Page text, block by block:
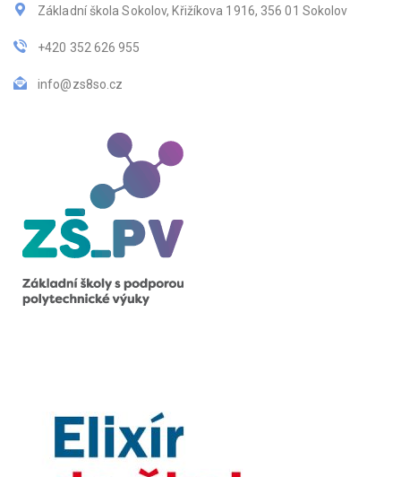
Základní škola Sokolov, Křižíkova 1916, 356 01 Sokolov
+420 352 626 955
info@zs8so.cz